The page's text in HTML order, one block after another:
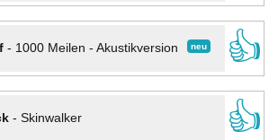
neu
- 1000 Meilen - Akustikversion
👍
- Skinwalker
👍